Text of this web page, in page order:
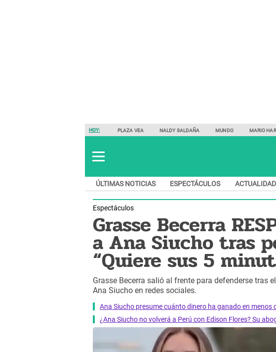
HOY: PLAZA VEA NALDY SALDAÑA MUNDO MARIO
ÚLTIMAS NOTICIAS ESPECTÁCULOS ACTUALIDAD
Espectáculos
Grasse Becerra
a Ana Siucho tras
“Quiere sus 5
Grasse Becerra salió al frente para defenderse tras
Ana Siucho en redes sociales.
Ana Siucho presume cuánto dinero ha ganado en menos
¿Ana Siucho no volverá a Perú con Edison Flores? Su